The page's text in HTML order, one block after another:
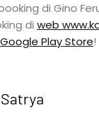
di Gino
di web
Play Store!
Satrya